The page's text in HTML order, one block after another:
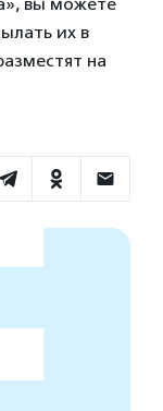
вы можете
их в
на